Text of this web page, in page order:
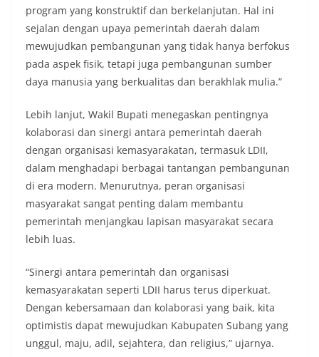
program yang konstruktif dan berkelanjutan. Hal ini
sejalan dengan upaya pemerintah daerah dalam
mewujudkan pembangunan yang tidak hanya berfokus
pada aspek fisik, tetapi juga pembangunan sumber
daya manusia yang berkualitas dan berakhlak mulia.”
Lebih lanjut, Wakil Bupati menegaskan pentingnya
kolaborasi dan sinergi antara pemerintah daerah
dengan organisasi kemasyarakatan, termasuk LDII,
dalam menghadapi berbagai tantangan pembangunan
di era modern. Menurutnya, peran organisasi
masyarakat sangat penting dalam membantu
pemerintah menjangkau lapisan masyarakat secara
lebih luas.
“Sinergi antara pemerintah dan organisasi
kemasyarakatan seperti LDII harus terus diperkuat.
Dengan kebersamaan dan kolaborasi yang baik, kita
optimistis dapat mewujudkan Kabupaten Subang yang
unggul, maju, adil, sejahtera, dan religius,” ujarnya.